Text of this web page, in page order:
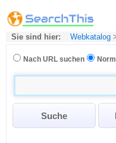
Sie sind hier: Webkatalog
Nach URL suchen